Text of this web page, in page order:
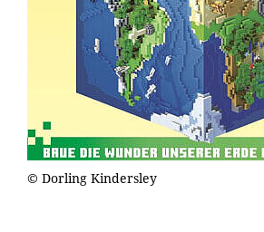
© Dorling Kindersley